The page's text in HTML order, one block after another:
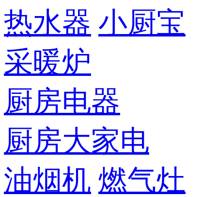
热水器 小厨宝
采暖炉
厨房电器
厨房大家电
油烟机 燃气灶